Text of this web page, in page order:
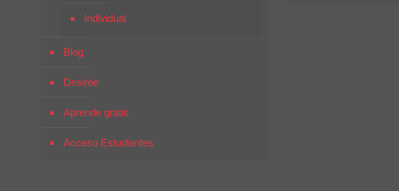
Individual
Blog
Desirée
Aprende gratis
Acceso Estudiantes